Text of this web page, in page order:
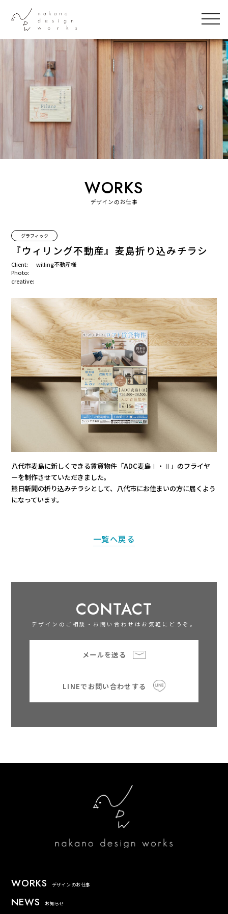
WORKS
デザインのお仕事
グラフィック
『ウィリング不動産』麦島折り込みチラシ
Client:
willing不動産様
Photo:
creative:
八代市麦島に新しくできる賃貸物件「ADC麦島Ⅰ・Ⅱ」のフライヤ
ーを制作させていただきました。
熊日新聞の折り込みチラシとして、八代市にお住まいの方に届くよう
になっています。
一覧へ戻る
CONTACT
デザインのご相談・お問い合わせはお気軽にどうぞ。
メールを送る
LINEでお問い合わせする
WORKS デザインのお仕事
NEWS お知らせ